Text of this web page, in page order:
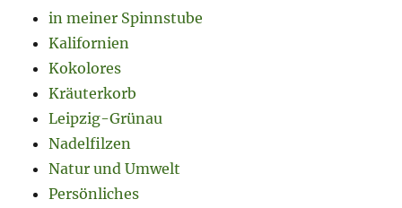
in meiner Spinnstube
Kalifornien
Kokolores
Kräuterkorb
Leipzig-Grünau
Nadelfilzen
Natur und Umwelt
Persönliches